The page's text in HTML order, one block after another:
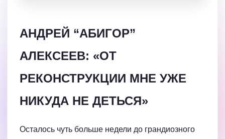
АНДРЕЙ “АБИГОР”
АЛЕКСЕЕВ: «ОТ
РЕКОНСТРУКЦИИ МНЕ УЖЕ
НИКУДА НЕ ДЕТЬСЯ»
Осталось чуть больше недели до грандиозного